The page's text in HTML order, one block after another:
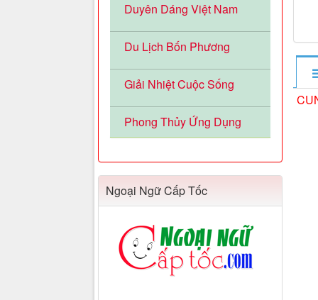
Duyên Dáng Việt Nam
Du Lịch Bốn Phương
Giải Nhiệt Cuộc Sống
Phong Thủy Ứng Dụng
Ngoại Ngữ Cấp Tốc